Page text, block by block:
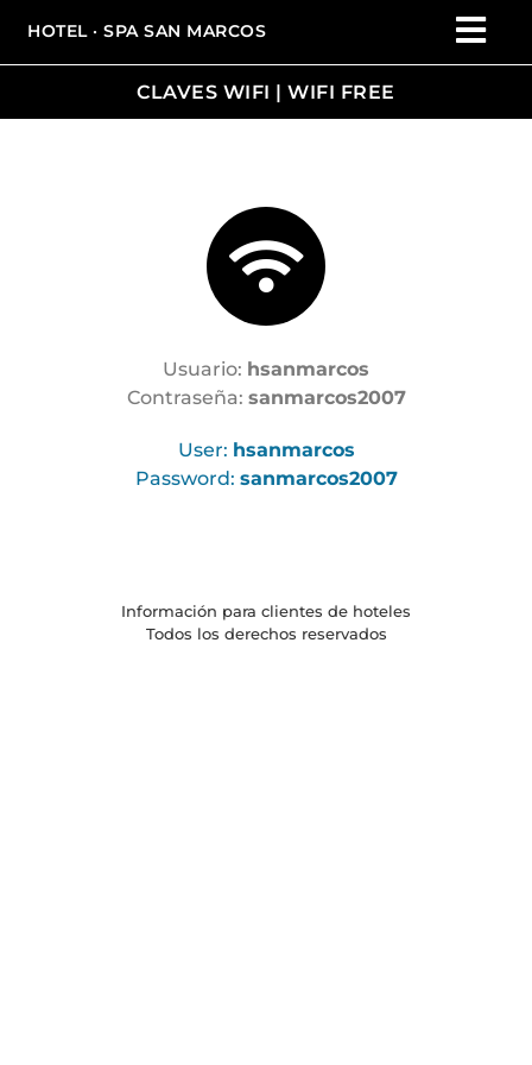
HOTEL · SPA SAN MARCOS
CLAVES WIFI | WIFI FREE
Usuario: hsanmarcos
Contraseña: sanmarcos2007
User: hsanmarcos
Password: sanmarcos2007
Información para clientes de hoteles
Todos los derechos reservados